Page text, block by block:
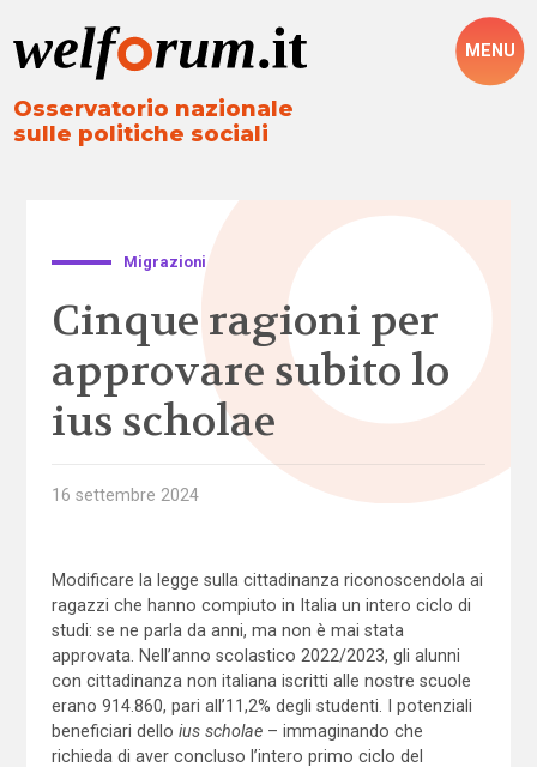
Osservatorio nazionale
sulle politiche sociali
MENU
Migrazioni
Cinque ragioni per
approvare subito lo
ius scholae
16 settembre 2024
Modificare la legge sulla cittadinanza riconoscendola ai
ragazzi che hanno compiuto in Italia un intero ciclo di
studi: se ne parla da anni, ma non è mai stata
approvata. Nell’anno scolastico 2022/2023, gli alunni
con cittadinanza non italiana iscritti alle nostre scuole
erano 914.860, pari all’11,2% degli studenti. I potenziali
beneficiari dello ius scholae– immaginando che
richieda di aver concluso l’intero primo ciclo del